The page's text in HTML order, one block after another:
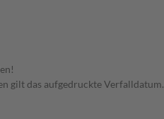
gilt das aufgedruckte Verfalldatum.